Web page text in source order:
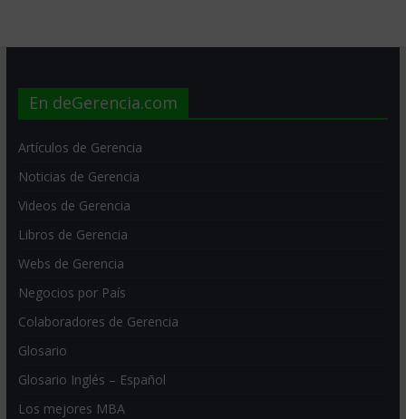
En deGerencia.com
Artículos de Gerencia
Noticias de Gerencia
Videos de Gerencia
Libros de Gerencia
Webs de Gerencia
Negocios por País
Colaboradores de Gerencia
Glosario
Glosario Inglés – Español
Los mejores MBA